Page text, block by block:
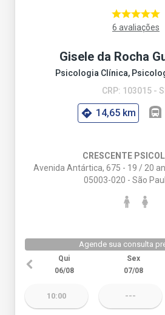
6 avaliações
Gisele da Rocha
Psicologia Clínica,
CRP: 103015 -
14,65 km
CRESCENTE
Avenida Antártica, 675 - 19 / 20
05003-020 - São
Agende sua consulta
Qui
06/08
Sex
07/08
10:00 ---